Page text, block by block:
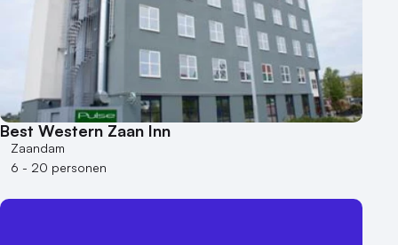
Best Western Zaan Inn
Zaandam
6 - 20 personen